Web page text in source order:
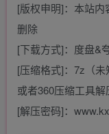
[版权申明]：本站
删除
[下载方式]：度盘&
[压缩格式]：7z（
或者360压缩工具解
[解压密码]：